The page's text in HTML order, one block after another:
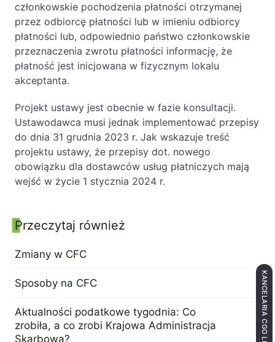
członkowskie pochodzenia płatności otrzymanej
przez odbiorcę płatności lub w imieniu odbiorcy
płatności lub, odpowiednio państwo członkowskie
przeznaczenia zwrotu płatności informację, że
płatność jest inicjowana w fizycznym lokalu
akceptanta.
Projekt ustawy jest obecnie w fazie konsultacji.
Ustawodawca musi jednak implementować przepisy
do dnia 31 grudnia 2023 r. Jak wskazuje treść
projektu ustawy, że przepisy dot. nowego
obowiązku dla dostawców usług płatniczych mają
wejść w życie 1 stycznia 2024 r.
Panel boczny
Przeczytaj również
Zmiany w CFC
Sposoby na CFC
Aktualności podatkowe tygodnia: Co
zrobiła, a co zrobi Krajowa Administracja
Skarbowa?
KANCELARIA CGO LEGAL